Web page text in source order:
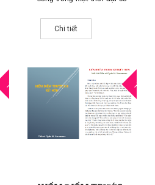
nên nhiều người sợ không
dám bắt đầu câu chuyện
gì bạn đã chứng kiến
không nhất thiết giới hạn
tương lai tươi sáng đang
chờ đón bạn phía
Chi tiết
THG8 THG6